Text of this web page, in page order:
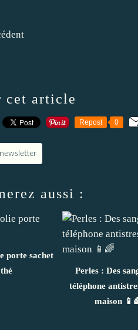
cet article
Repost 0
aussi :
porte sachet
Perles : Des
téléphone
maison